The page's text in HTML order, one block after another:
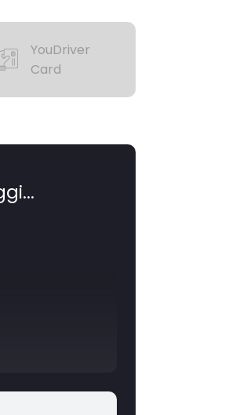
YouDriver
Card